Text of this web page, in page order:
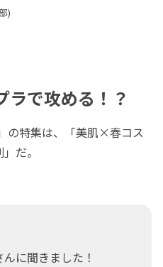
)
ラで攻める！？
の特集は、「美肌×春コス
だ。
に聞きました！